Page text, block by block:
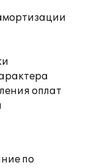
оплат
по